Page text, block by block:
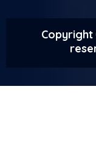
Copyright